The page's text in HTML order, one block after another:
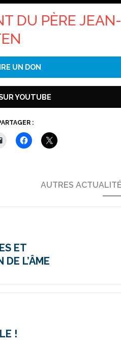
DU PÈRE JEAN-
UN DON
YOUTUBE
:
AUTRES
ET
L’ÂME
!